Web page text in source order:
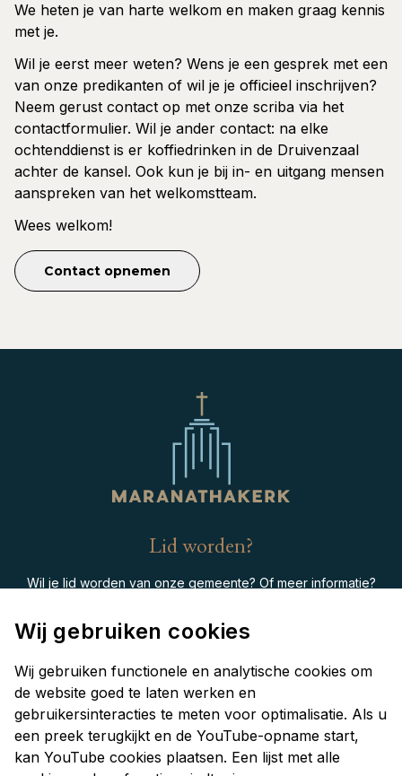
We heten je van harte welkom en maken graag kennis
met je.
Wil je eerst meer weten? Wens je een gesprek met een
van onze predikanten of wil je je officieel inschrijven?
Neem gerust contact op met onze scriba via het
contactformulier. Wil je ander contact: na elke
ochtenddienst is er koffiedrinken in de Druivenzaal
achter de kansel. Ook kun je bij in- en uitgang mensen
aanspreken van het welkomstteam.
Wees welkom!
Contact opnemen
Lid worden?
Wil je lid worden van onze gemeente? Of meer informatie?
Contactinformatie
Hillevliet 116
3079KD Rotterdam
Wij gebruiken cookies
Wij gebruiken functionele en analytische cookies om
de website goed te laten werken en
gebruikersinteracties te meten voor optimalisatie. Als u
een preek terugkijkt en de YouTube-opname start,
kan YouTube cookies plaatsen. Een lijst met alle